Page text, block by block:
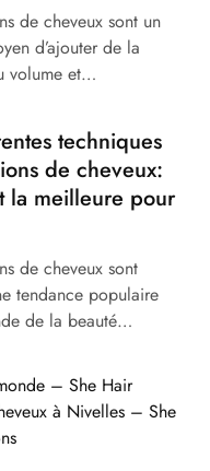
de cheveux sont un
d’ajouter de la
volume et…
techniques
de cheveux:
la meilleure pour
de cheveux sont
tendance populaire
de la beauté…
– She Hair
à Nivelles – She